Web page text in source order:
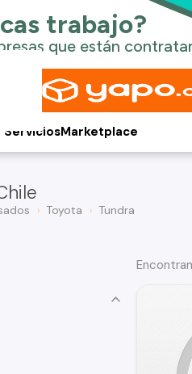
ServiciosMarketplace
Toyota Tundra